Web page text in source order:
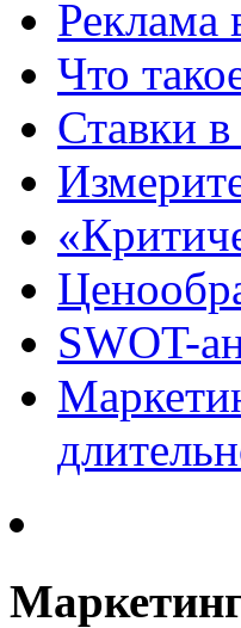
Реклама
Что
Ставки
SWOT-